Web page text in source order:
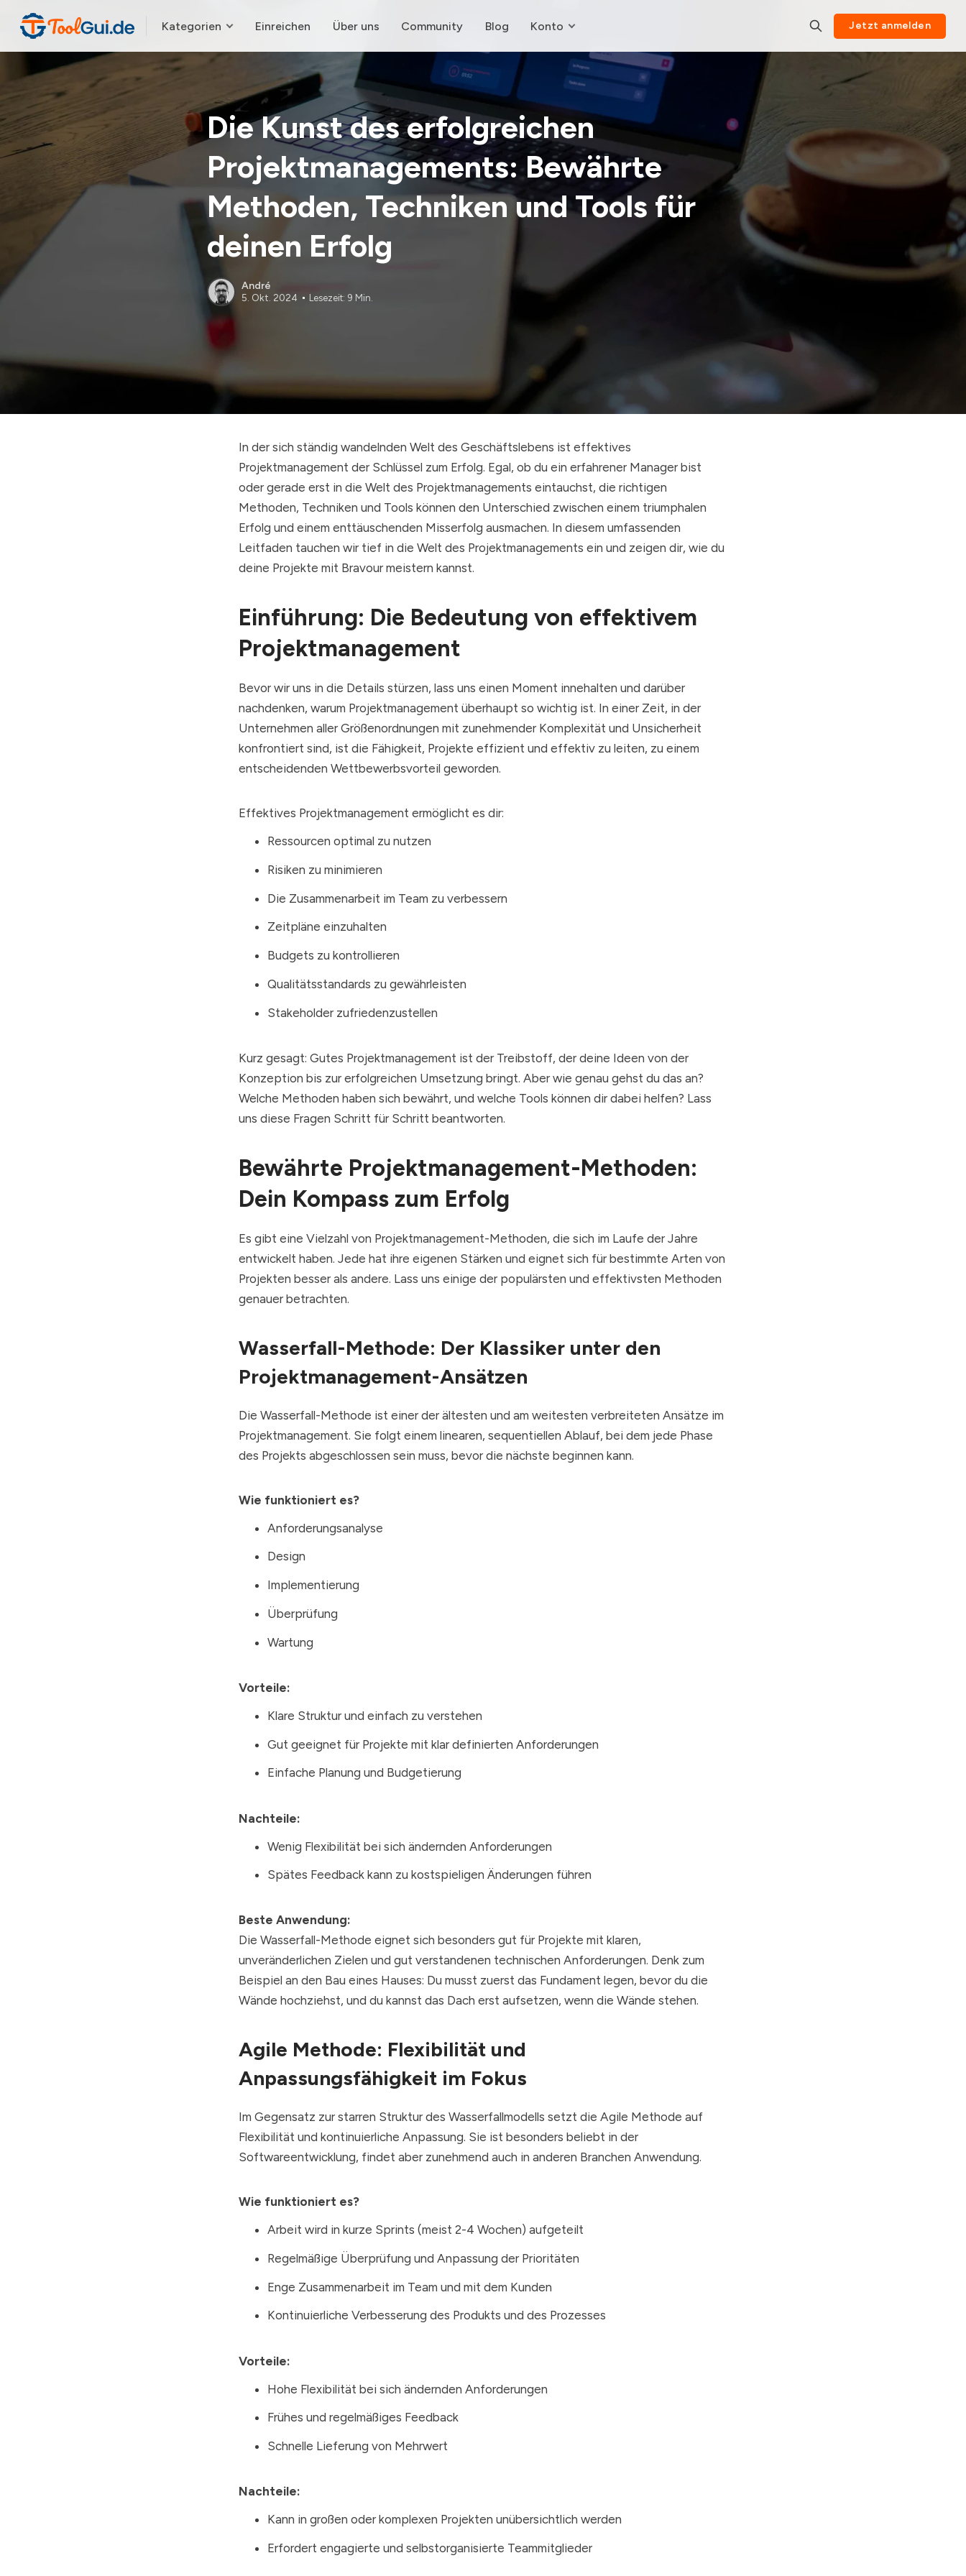
Kategorien Einreichen Über uns Community Blog Konto Jetzt anmelden
Die Kunst des erfolgreichen
Projektmanagements: Bewährte
Methoden, Techniken und Tools für
deinen Erfolg
André
5. Okt. 2024 Lesezeit: 9 Min.
In der sich ständig wandelnden Welt des Geschäftslebens ist effektives
Projektmanagement der Schlüssel zum Erfolg. Egal, ob du ein erfahrener Manager bist
oder gerade erst in die Welt des Projektmanagements eintauchst, die richtigen
Methoden, Techniken und Tools können den Unterschied zwischen einem triumphalen
Erfolg und einem enttäuschenden Misserfolg ausmachen. In diesem umfassenden
Leitfaden tauchen wir tief in die Welt des Projektmanagements ein und zeigen dir, wie du
deine Projekte mit Bravour meistern kannst.
Einführung: Die Bedeutung von effektivem
Projektmanagement
Bevor wir uns in die Details stürzen, lass uns einen Moment innehalten und darüber
nachdenken, warum Projektmanagement überhaupt so wichtig ist. In einer Zeit, in der
Unternehmen aller Größenordnungen mit zunehmender Komplexität und Unsicherheit
konfrontiert sind, ist die Fähigkeit, Projekte effizient und effektiv zu leiten, zu einem
entscheidenden Wettbewerbsvorteil geworden.
Effektives Projektmanagement ermöglicht es dir:
Ressourcen optimal zu nutzen
Risiken zu minimieren
Die Zusammenarbeit im Team zu verbessern
Zeitpläne einzuhalten
Budgets zu kontrollieren
Qualitätsstandards zu gewährleisten
Stakeholder zufriedenzustellen
Kurz gesagt: Gutes Projektmanagement ist der Treibstoff, der deine Ideen von der
Konzeption bis zur erfolgreichen Umsetzung bringt. Aber wie genau gehst du das an?
Welche Methoden haben sich bewährt, und welche Tools können dir dabei helfen? Lass
uns diese Fragen Schritt für Schritt beantworten.
Bewährte Projektmanagement-Methoden:
Dein Kompass zum Erfolg
Es gibt eine Vielzahl von Projektmanagement-Methoden, die sich im Laufe der Jahre
entwickelt haben. Jede hat ihre eigenen Stärken und eignet sich für bestimmte Arten von
Projekten besser als andere. Lass uns einige der populärsten und effektivsten Methoden
genauer betrachten.
Wasserfall-Methode: Der Klassiker unter den
Projektmanagement-Ansätzen
Die Wasserfall-Methode ist einer der ältesten und am weitesten verbreiteten Ansätze im
Projektmanagement. Sie folgt einem linearen, sequentiellen Ablauf, bei dem jede Phase
des Projekts abgeschlossen sein muss, bevor die nächste beginnen kann.
Wie funktioniert es?
Anforderungsanalyse
Design
Implementierung
Überprüfung
Wartung
Vorteile:
Klare Struktur und einfach zu verstehen
Gut geeignet für Projekte mit klar definierten Anforderungen
Einfache Planung und Budgetierung
Nachteile:
Wenig Flexibilität bei sich ändernden Anforderungen
Spätes Feedback kann zu kostspieligen Änderungen führen
Beste Anwendung:
Die Wasserfall-Methode eignet sich besonders gut für Projekte mit klaren,
unveränderlichen Zielen und gut verstandenen technischen Anforderungen. Denk zum
Beispiel an den Bau eines Hauses: Du musst zuerst das Fundament legen, bevor du die
Wände hochziehst, und du kannst das Dach erst aufsetzen, wenn die Wände stehen.
Agile Methode: Flexibilität und
Anpassungsfähigkeit im Fokus
Im Gegensatz zur starren Struktur des Wasserfallmodells setzt die Agile Methode auf
Flexibilität und kontinuierliche Anpassung. Sie ist besonders beliebt in der
Softwareentwicklung, findet aber zunehmend auch in anderen Branchen Anwendung.
Wie funktioniert es?
Arbeit wird in kurze Sprints (meist 2-4 Wochen) aufgeteilt
Regelmäßige Überprüfung und Anpassung der Prioritäten
Enge Zusammenarbeit im Team und mit dem Kunden
Kontinuierliche Verbesserung des Produkts und des Prozesses
Vorteile:
Hohe Flexibilität bei sich ändernden Anforderungen
Frühes und regelmäßiges Feedback
Schnelle Lieferung von Mehrwert
Nachteile:
Kann in großen oder komplexen Projekten unübersichtlich werden
Erfordert engagierte und selbstorganisierte Teammitglieder